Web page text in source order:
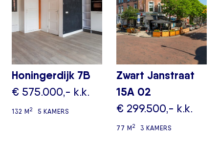
Honingerdijk 7B
€ 575.000,- k.k.
132 M2 5 KAMERS
Zwart Janstraat
15A 02
€ 299.500,- k.k.
77 M2 3 KAMERS